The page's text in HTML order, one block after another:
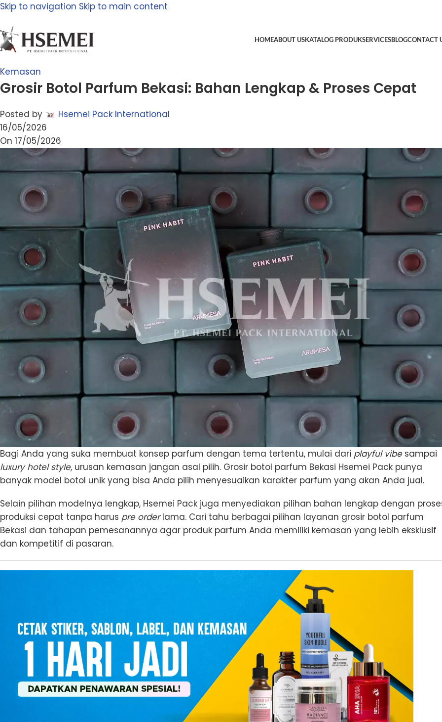
Skip to navigation Skip to main content
HOMEABOUT USKATALOG PRODUKSERVICESBLOGCONTACT
Kemasan
Grosir Botol Parfum Bekasi: Bahan Lengkap & Proses Cepat
Posted by
Hsemei Pack International
16/05/2026
On 17/05/2026
Bagi Anda yang suka membuat konsep parfum dengan tema tertentu, mulai dari playful vibesampai
luxury hotel style, urusan kemasan jangan asal pilih. Grosir botol parfum Bekasi Hsemei Pack punya
banyak model botol unik yang bisa Anda pilih menyesuaikan karakter parfum yang akan Anda jual.
Selain pilihan modelnya lengkap, Hsemei Pack juga menyediakan pilihan bahan lengkap dengan
produksi cepat tanpa harus pre orderlama. Cari tahu berbagai pilihan layanan grosir botol parfum
Bekasi dan tahapan pemesanannya agar produk parfum Anda memiliki kemasan yang lebih eksklusif
dan kompetitif di pasaran.